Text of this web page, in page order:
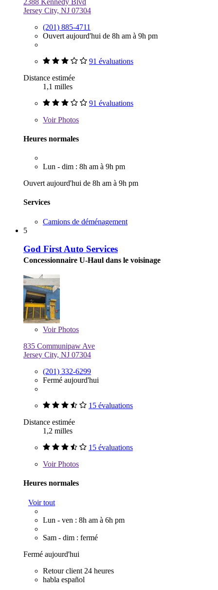
Jersey City, NJ 07304
(201) 885-4711
Ouvert aujourd'hui de 8h am à 9h pm
91 évaluations
Distance estimée
1,1 milles
91 évaluations
VoirPhotos
Heures normales
Lun - dim : 8h am à 9h pm
Ouvert aujourd'hui de 8h am à 9h pm
Services
Camions de déménagement
5
God First Auto Services
Concessionnaire U-Haul dans le voisinage
VoirPhotos
835 Communipaw Ave
Jersey City, NJ 07304
(201) 332-6299
Fermé aujourd'hui
15 évaluations
Distance estimée
1,2 milles
15 évaluations
VoirPhotos
Heures normales
Voir tout
Lun - ven : 8h am à 6h pm
Sam - dim : fermé
Fermé aujourd'hui
Retour client 24 heures
habla español